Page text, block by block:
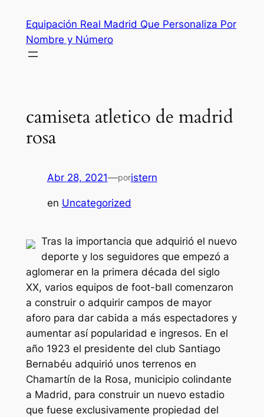
contenido
Equipación Real Madrid Que Personaliza Por
Nombre y Número
camiseta atletico de madrid
rosa
Abr 28, 2021—poristern
en Uncategorized
Tras la importancia que adquirió el nuevo
deporte y los seguidores que empezó a
aglomerar en la primera década del siglo
XX, varios equipos de foot-ball comenzaron
a construir o adquirir campos de mayor
aforo para dar cabida a más espectadores y
aumentar así popularidad e ingresos. En el
año 1923 el presidente del club Santiago
Bernabéu adquirió unos terrenos en
Chamartín de la Rosa, municipio colindante
a Madrid, para construir un nuevo estadio
que fuese exclusivamente propiedad del